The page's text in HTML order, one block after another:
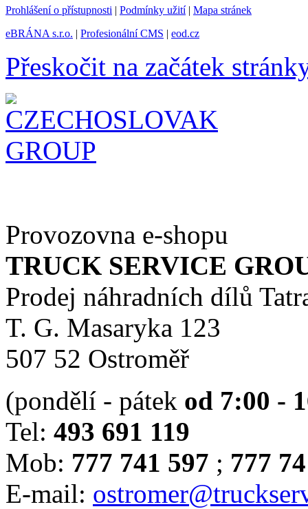
Prohlášení o přístupnosti | Podmínky užití| Mapa stránek
eBRÁNA s.r.o. | Profesionální CMS | eod.cz
Přeskočit na začátek
Provozovna e-shopu
TRUCK SERVICE
Prodej náhradních dílů
T. G. Masaryka 123
507 52 Ostroměř
(pondělí - pátek od 7:00 -
Tel: 493 691 119
Mob: 777 741 597 ; 777
E-mail: